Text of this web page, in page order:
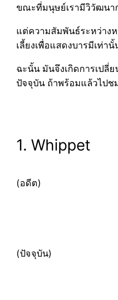
ขณะที่มนุษย์เรามีวิวัฒนา
แต่ความสัมพันธ์ระหว่าง
เลี้ยงเพื่อแสดงบารมีเท่านั้
ฉะนั้น มันจึงเกิดการเปลี่
ปัจจุบัน ถ้าพร้อมแล้วไปช
1. Whippet
(อดีต)
(ปัจจุบัน)